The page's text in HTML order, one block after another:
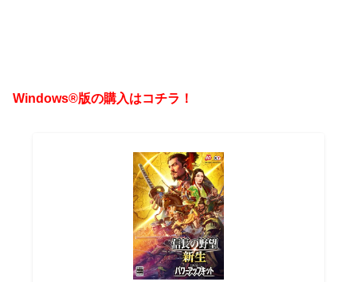
Windows®版の購入はコチラ！